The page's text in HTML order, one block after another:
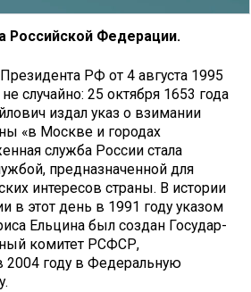
Российской Федерации.
РФ от 4 августа 1995
случайно: 25 октября 1653 года
издал указ о взимании
«в Москве и городах
служба России стала
предназначенной для
интересов страны. В истории
в этот день в 1991 году указом
Ельцина был создан Государ­
комитет РСФСР,
2004 году в Федеральную